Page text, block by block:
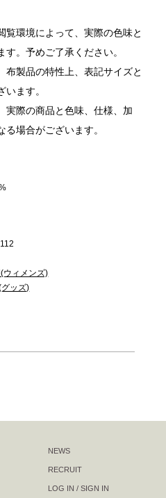
環境によって、実際の色味と
。予めご了承ください。
製品の特性上、表記サイズと
ます。
際の商品と色味、仕様、加
場合がございます。
ウィメンズ)
ッズ)
NEWS
RECRUIT
LOG IN / SIGN IN